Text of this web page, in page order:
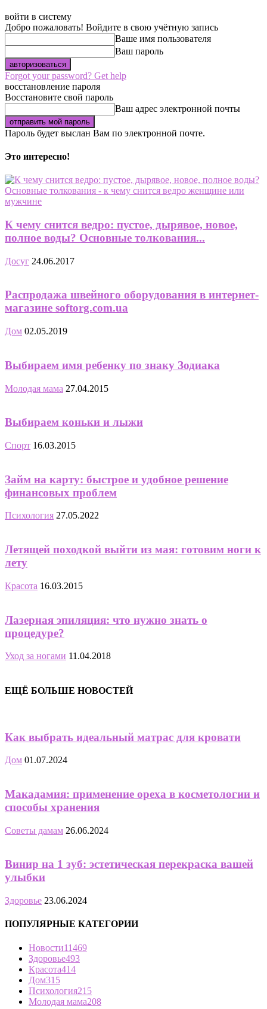
войти в систему
Добро пожаловать! Войдите в свою учётную запись
Ваше имя пользователя
Ваш пароль
Forgot your password? Get help
восстановление пароля
Восстановите свой пароль
Ваш адрес электронной почты
Пароль будет выслан Вам по электронной почте.
Это интересно!
К чему снится ведро: пустое, дырявое, новое,
полное воды? Основные толкования...
Досуг 24.06.2017
Распродажа швейного оборудования в интернет-
магазине softorg.com.ua
Дом 02.05.2019
Выбираем имя ребенку по знаку Зодиака
Молодая мама 27.04.2015
Выбираем коньки и лыжи
Спорт 16.03.2015
Займ на карту: быстрое и удобное решение
финансовых проблем
Психология 27.05.2022
Летящей походкой выйти из мая: готовим ноги к
лету
Красота 16.03.2015
Лазерная эпиляция: что нужно знать о
процедуре?
Уход за ногами 11.04.2018
ЕЩЁ БОЛЬШЕ НОВОСТЕЙ
Как выбрать идеальный матрас для кровати
Дом 01.07.2024
Макадамия: применение ореха в косметологии и
способы хранения
Советы дамам 26.06.2024
Винир на 1 зуб: эстетическая перекраска вашей
улыбки
Здоровье 23.06.2024
ПОПУЛЯРНЫЕ КАТЕГОРИИ
Новости11469
Здоровье493
Красота414
Дом315
Психология215
Молодая мама208